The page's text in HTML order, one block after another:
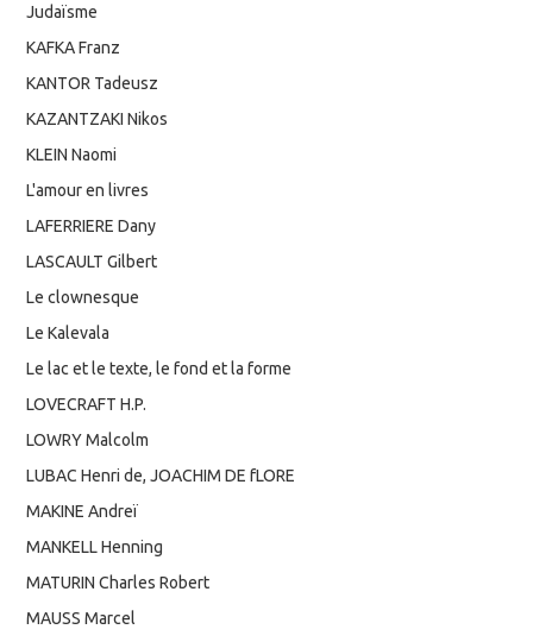
Judaïsme
KAFKA Franz
KANTOR Tadeusz
KAZANTZAKI Nikos
KLEIN Naomi
L'amour en livres
LAFERRIERE Dany
LASCAULT Gilbert
Le clownesque
Le Kalevala
Le lac et le texte, le fond et la forme
LOVECRAFT H.P.
LOWRY Malcolm
LUBAC Henri de, JOACHIM DE fLORE
MAKINE Andreï
MANKELL Henning
MATURIN Charles Robert
MAUSS Marcel